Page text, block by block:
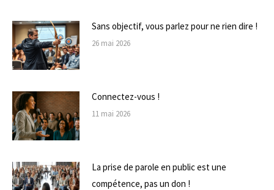
Sans objectif, vous parlez pour ne rien dire !
26 mai 2026
Connectez-vous !
11 mai 2026
La prise de parole en public est une
compétence, pas un don !